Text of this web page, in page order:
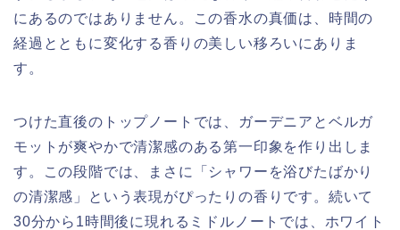
にあるのではありません。この香水の真価は、時間の
経過とともに変化する香りの美しい移ろいにありま
す。
つけた直後のトップノートでは、ガーデニアとベルガ
モットが爽やかで清潔感のある第一印象を作り出しま
す。この段階では、まさに「シャワーを浴びたばかり
の清潔感」という表現がぴったりの香りです。続いて
30分から1時間後に現れるミドルノートでは、ホワイト